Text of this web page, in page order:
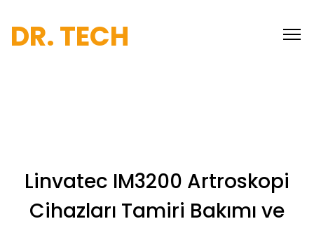
DR. TECH
Linvatec IM3200 Artroskopi
Cihazları Tamiri Bakımı ve